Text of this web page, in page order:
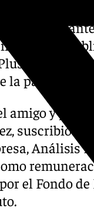
tendría
Ultra», la
la pandemia
el amigo y
suscribió
Análisis
el Fondo